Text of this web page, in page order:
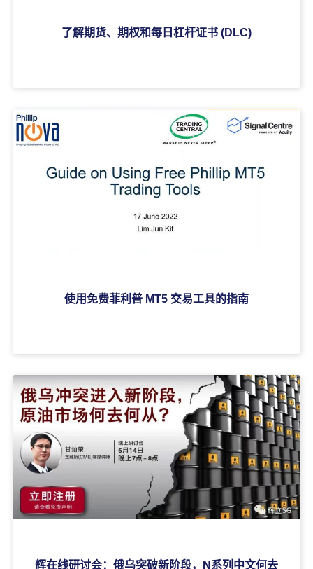
了解期货、期权和每日杠杆证书 (DLC)
使用免费菲利普 MT5 交易工具的指南
辉在线研讨会：俄乌突破新阶段，N系列中文何去